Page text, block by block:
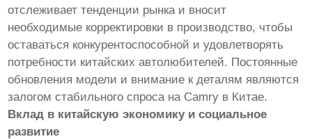
отслеживает тенденции рынка и вносит
необходимые корректировки в производство, чтобы
оставаться конкурентоспособной и удовлетворять
потребности китайских автолюбителей. Постоянные
обновления модели и внимание к деталям являются
залогом стабильного спроса на Camry в Китае.
Вклад в китайскую экономику и социальное
развитие